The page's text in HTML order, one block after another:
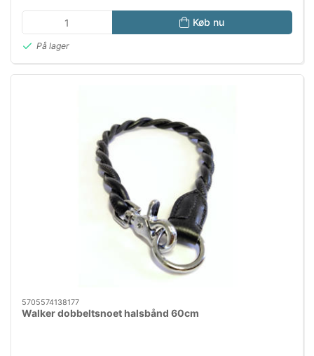
Køb nu
På lager
5705574138177
Walker dobbeltsnoet halsbånd 60cm